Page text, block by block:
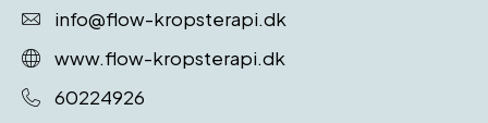
info@flow-kropsterapi.dk
www.flow-kropsterapi.dk
60224926